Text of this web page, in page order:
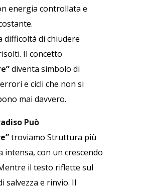
energia controllata e
difficoltà di chiudere
Il concetto
diventa simbolo di
e cicli che non si
mai davvero.
Può
troviamo Struttura più
intensa, con un crescendo
il testo riflette sul
salvezza e rinvio. Il